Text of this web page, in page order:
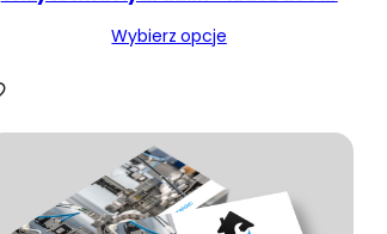
Wybierz opcje